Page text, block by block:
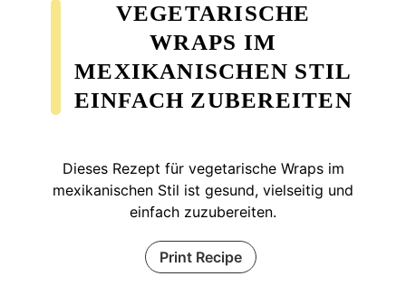
VEGETARISCHE
WRAPS IM
MEXIKANISCHEN STIL
EINFACH ZUBEREITEN
Dieses Rezept für vegetarische Wraps im
mexikanischen Stil ist gesund, vielseitig und
einfach zuzubereiten.
Print Recipe